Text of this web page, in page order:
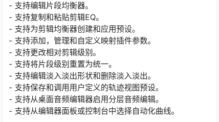
- 支持编辑片段均衡器。
- 支持复制和粘贴剪辑EQ。
- 支持为剪辑均衡器创建和应用预设。
- 支持添加，管理和自定义映射插件参数。
- 支持更改相对剪辑级别。
- 支持将片段级别重置为统一。
- 支持编辑淡入淡出形状和删除淡入淡出。
- 支持保存和调用用户定义的轨迹视图预设。
- 支持从桌面音频编辑器启用分层音频编辑。
- 支持从编辑器面板或控制台中选择自动化曲线。